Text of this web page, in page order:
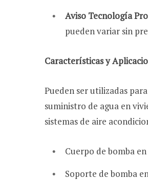
Aviso Tecnología
pueden variar sin
Características y
Pueden ser utilizadas
suministro de agua en
sistemas de aire
Cuerpo de bomba
Soporte de bomba